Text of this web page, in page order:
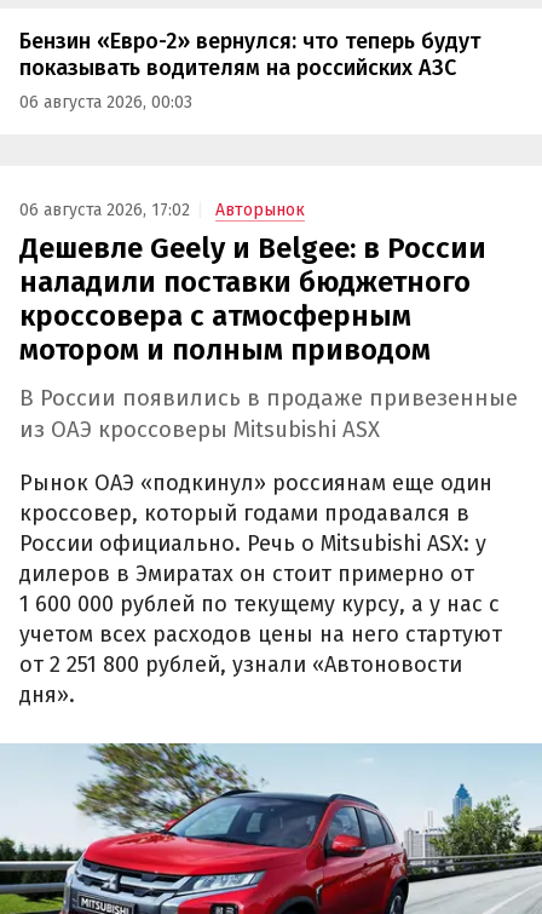
Бензин «Евро-2» вернулся: что теперь будут
показывать водителям на российских АЗС
06 августа 2026, 00:03
06 августа 2026, 17:02 Авторынок
Дешевле Geely и Belgee: в России
наладили поставки бюджетного
кроссовера с атмосферным
мотором и полным приводом
В России появились в продаже привезенные
из ОАЭ кроссоверы Mitsubishi ASX
Рынок ОАЭ «подкинул» россиянам еще один
кроссовер, который годами продавался в
России официально. Речь о Mitsubishi ASX: у
дилеров в Эмиратах он стоит примерно от
1 600 000 рублей по текущему курсу, а у нас с
учетом всех расходов цены на него стартуют
от 2 251 800 рублей, узнали «Автоновости
дня».